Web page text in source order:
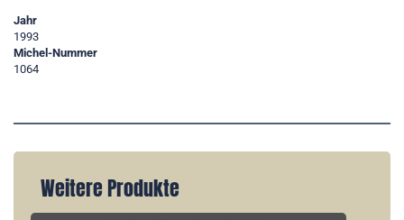
Jahr
1993
Michel-Nummer
1064
Weitere Produkte